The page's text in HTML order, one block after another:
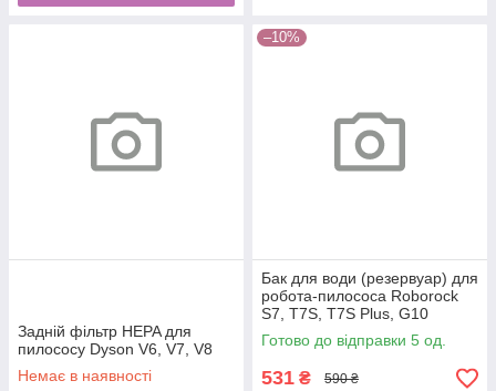
Задній фільтр HEPA для
пилососу Dyson V6, V7, V8
Немає в наявності
–10%
Бак для води (резервуар) для
робота-пилососа Roborock
S7, T7S, T7S Plus, G10
(Black)
Готово до відправки 5 од.
531 ₴ 590 ₴